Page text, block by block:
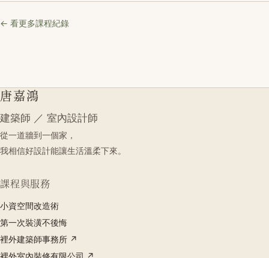
← 看更多課程紀錄
唐嘉鴻
建築師 ／ 室內設計師
從一道牆到一個家，
我相信好設計能讓生活溫柔下來。
課程與服務
小資空間改造術
第一次裝潢不後悔
裡外建築師事務所 ↗
裡外室內裝修有限公司 ↗